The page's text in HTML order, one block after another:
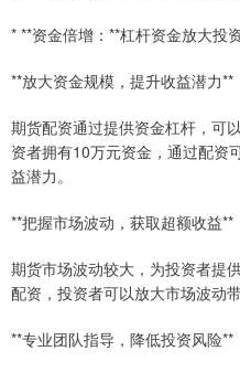
* **资金倍增：**杠杆资金放大投
**放大资金规模，提升收益潜力**
期货配资通过提供资金杠杆，可
资者拥有10万元资金，通过配资
益潜力。
**把握市场波动，获取超额收益**
期货市场波动较大，为投资者提
配资，投资者可以放大市场波动
**专业团队指导，降低投资风险**